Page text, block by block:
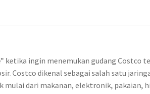
ketika ingin menemukan gudang Costco
Costco dikenal sebagai salah satu
mulai dari makanan, elektronik, pakaian,